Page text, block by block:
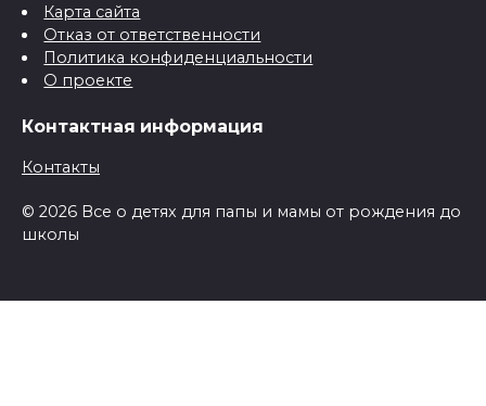
Карта сайта
Отказ от ответственности
Политика конфиденциальности
О проекте
Контактная информация
Контакты
© 2026 Все о детях для папы и мамы от рождения до
школы